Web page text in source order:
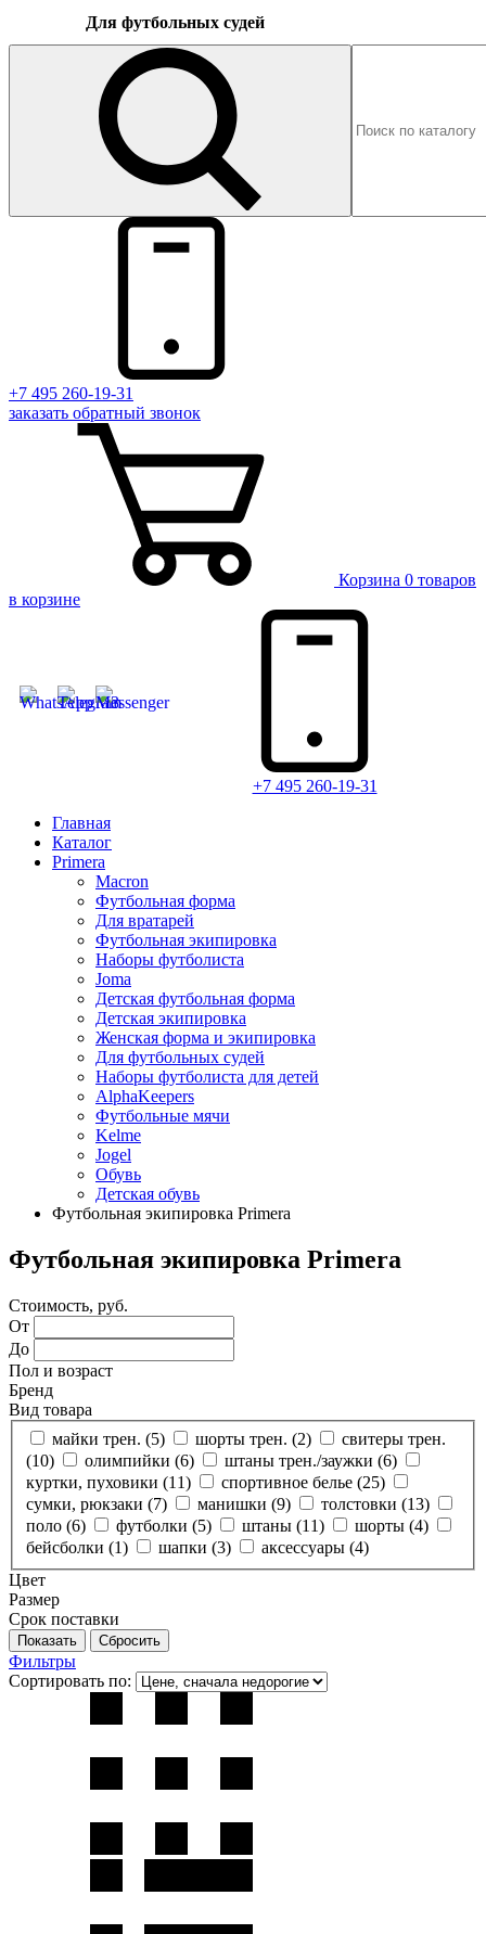
Для футбольных судей
+7 495 260-19-31
заказать обратный звонок
Корзина 0 товаров
в корзине
+7 495 260-19-31
Главная
Каталог
Primera
Macron
Футбольная форма
Для вратарей
Футбольная экипировка
Наборы футболиста
Joma
Детская футбольная форма
Детская экипировка
Женская форма и экипировка
Для футбольных судей
Наборы футболиста для детей
AlphaKeepers
Футбольные мячи
Kelme
Jogel
Обувь
Детская обувь
Футбольная экипировка Primera
Футбольная экипировка Primera
Стоимость, руб.
От
До
Пол и возраст
Бренд
Вид товара
майки трен. (5) шорты трен. (2)
свитеры трен.
(10) олимпийки (6) штаны трен./заужки (6)
куртки, пуховики (11) спортивное белье (25)
сумки, рюкзаки (7) манишки (9) толстовки (13)
поло (6) футболки (5) штаны (11) шорты (4)
бейсболки (1) шапки (3) аксессуары (4)
Цвет
Размер
Срок поставки
Фильтры
Сортировать по: